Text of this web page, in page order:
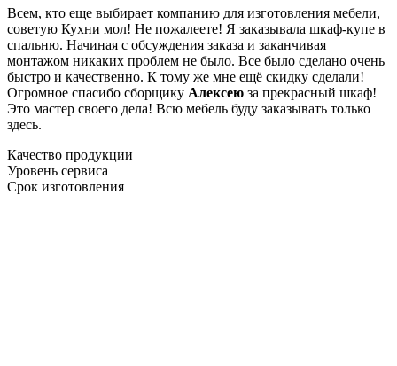
Всем, кто еще выбирает компанию для изготовления мебели,
советую Кухни мол! Не пожалеете! Я заказывала шкаф-купе в
спальню. Начиная с обсуждения заказа и заканчивая
монтажом никаких проблем не было. Все было сделано очень
быстро и качественно. К тому же мне ещё скидку сделали!
Огромное спасибо сборщику Алексею за прекрасный шкаф!
Это мастер своего дела! Всю мебель буду заказывать только
здесь.
Качество продукции
Уровень сервиса
Срок изготовления